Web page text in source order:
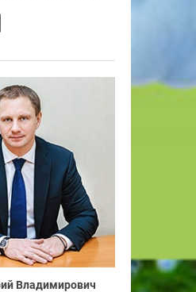
Владимирович